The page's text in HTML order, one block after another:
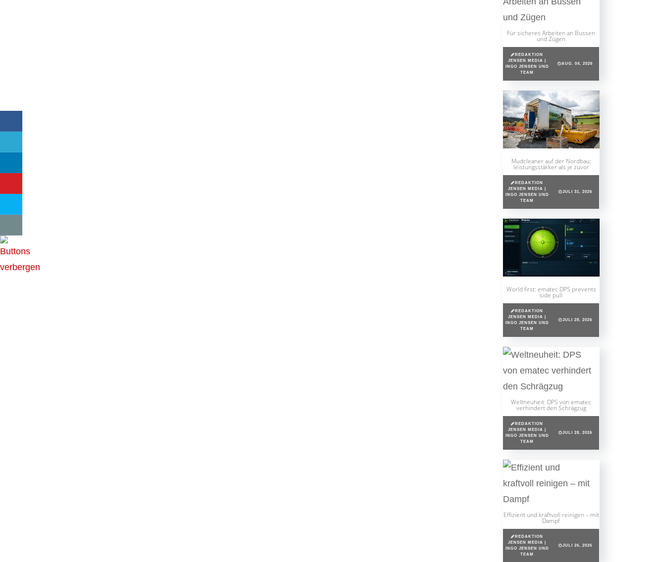
Für sicheres Arbeiten an Bussen
und Zügen
REDAKTION
JENSEN MEDIA |
INGO JENSEN UND
TEAM
AUG. 04, 2026
Mudcleaner auf der Nordbau:
leistungsstärker als je zuvor
REDAKTION
JENSEN MEDIA |
INGO JENSEN UND
TEAM
JULI 31, 2026
World first: ematec DPS prevents
side pull
REDAKTION
JENSEN MEDIA |
INGO JENSEN UND
TEAM
JULI 28, 2026
Weltneuheit: DPS von ematec
verhindert den Schrägzug
REDAKTION
JENSEN MEDIA |
INGO JENSEN UND
TEAM
JULI 28, 2026
Effizient und kraftvoll reinigen – mit
Dampf
REDAKTION
JENSEN MEDIA |
INGO JENSEN UND
TEAM
JULI 26, 2026